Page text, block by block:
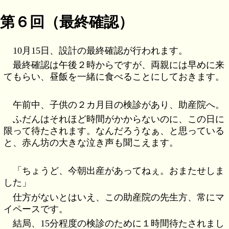
第６回（最終確認）
10月15日、設計の最終確認が行われます。
最終確認は午後２時からですが、両親には早めに来
てもらい、昼飯を一緒に食べることにしておきます。
午前中、子供の２カ月目の検診があり、助産院へ。
ふだんはそれほど時間がかからないのに、この日に
限って待たされます。なんだろうなぁ、と思っている
と、赤ん坊の大きな泣き声も聞こえます。
「ちょうど、今朝出産があってねぇ。おまたせしま
した」
仕方がないとはいえ、この助産院の先生方、常にマ
イペースです。
結局、15分程度の検診のために１時間待たされまし